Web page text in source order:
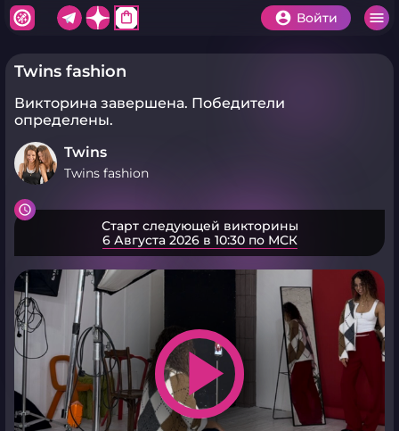
shopping_bag Войти
Twins fashion
Викторина завершена. Победители
определены.
Twins
Twins fashion
Старт следующей викторины
6 Августа 2026 в 10:30 по МСК
play_arrow